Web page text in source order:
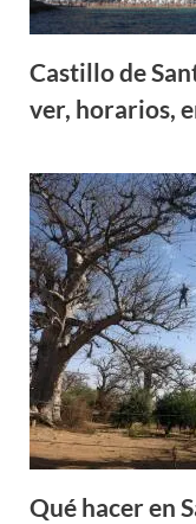
Castillo de
ver, horarios,
Qué hacer en